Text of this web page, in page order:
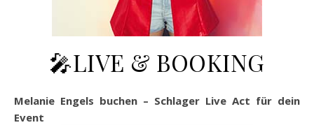
🎤LIVE & BOOKING
Melanie Engels buchen – Schlager Live Act für dein
Event